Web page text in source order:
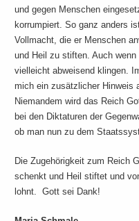
und gegen Menschen
korrumpiert. So ganz anders
Vollmacht, die er Menschen
und Heil zu stiften. Auch
vielleicht abweisend klingen.
mich ein zusätzlicher Hinweis
Niemandem wird das Reich
bei den Diktaturen der
ob man nun zu dem
Die Zugehörigkeit zum Reich
schenkt und Heil stiftet und
lohnt. Gott sei Dank!